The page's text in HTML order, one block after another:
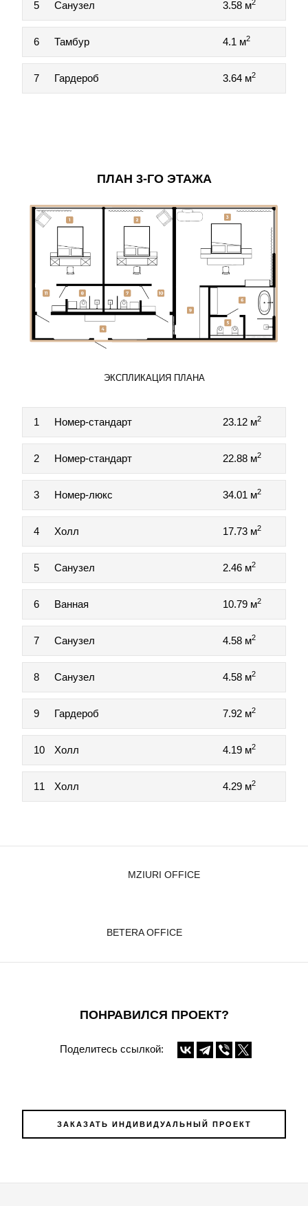
5 Санузел 3.58 м2
6 Тамбур 4.1 м2
7 Гардероб 3.64 м2
ПЛАН 3-ГО ЭТАЖА
ЭКСПЛИКАЦИЯ ПЛАНА
1 Номер-стандарт 23.12 м2
2 Номер-стандарт 22.88 м2
3 Номер-люкс 34.01 м2
4 Холл 17.73 м2
5 Санузел 2.46 м2
6 Ванная 10.79 м2
7 Санузел 4.58 м2
8 Санузел 4.58 м2
9 Гардероб 7.92 м2
10 Холл 4.19 м2
11 Холл 4.29 м2
MZIURI OFFICE
BETERA OFFICE
ПОНРАВИЛСЯ ПРОЕКТ?
Поделитесь ссылкой:
ЗАКАЗАТЬ ИНДИВИДУАЛЬНЫЙ ПРОЕКТ